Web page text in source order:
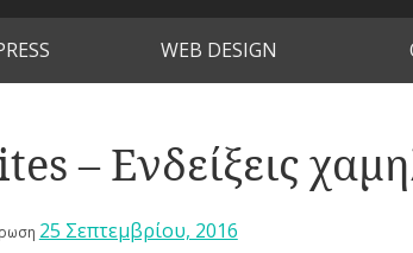
WEB DESIGN
– Ενδείξεις
25 Σεπτεμβρίου, 2016